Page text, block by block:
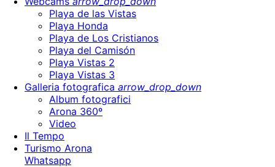
Playa de las Vistas
Playa Honda
Playa de Los Cristianos
Playa del Camisón
Playa Vistas 2
Playa Vistas 3
Galleria fotografica arrow_drop_down
Album fotografici
Arona 360º
Video
Il Tempo
Turismo Arona
Whatsapp